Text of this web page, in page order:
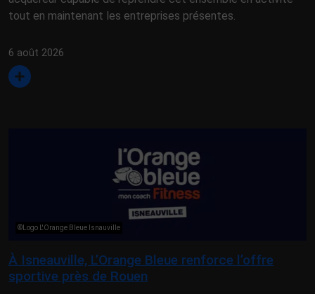
tout en maintenant les entreprises présentes.
6 août 2026
©Logo L'Orange Bleue Isnauville
À Isneauville, L’Orange Bleue renforce l’offre
sportive près de Rouen